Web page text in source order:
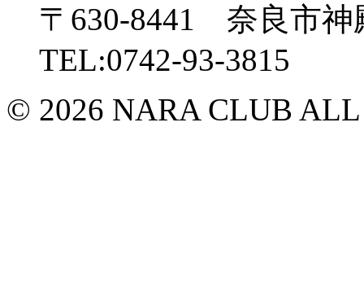
〒630-8441 奈良市
TEL:0742-93-3815
© 2026 NARA CLUB ALL